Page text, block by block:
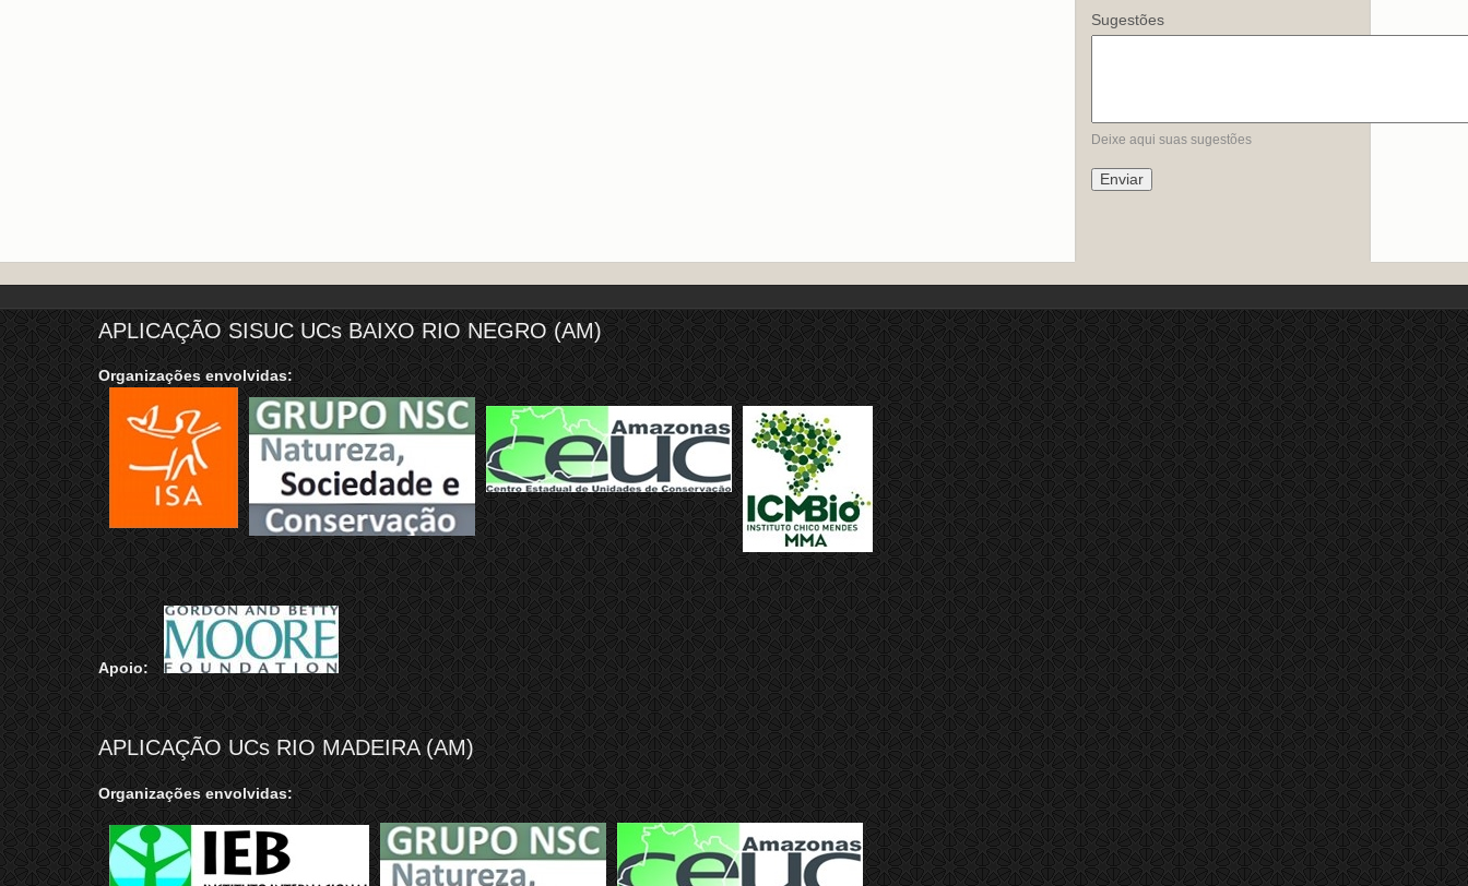
Sugestões
Deixe aqui suas sugestões
APLICAÇÃO SISUC UCs BAIXO RIO NEGRO (AM)
Organizações envolvidas:
Apoio:
APLICAÇÃO UCs RIO MADEIRA (AM)
Organizações envolvidas: